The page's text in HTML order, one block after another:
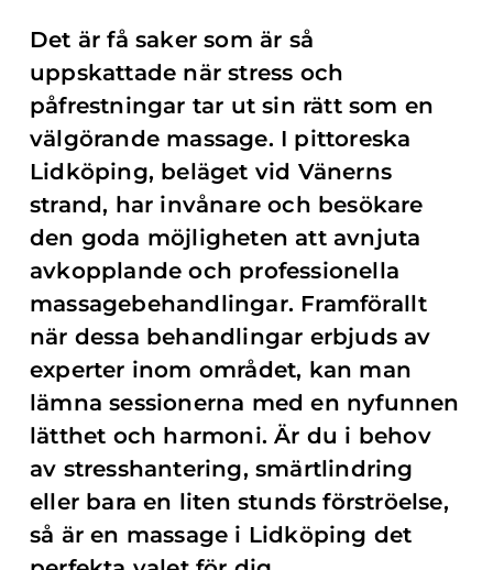
Det är få saker som är så
uppskattade när stress och
påfrestningar tar ut sin rätt som en
välgörande massage. I pittoreska
Lidköping, beläget vid Vänerns
strand, har invånare och besökare
den goda möjligheten att avnjuta
avkopplande och professionella
massagebehandlingar. Framförallt
när dessa behandlingar erbjuds av
experter inom området, kan man
lämna sessionerna med en nyfunnen
lätthet och harmoni. Är du i behov
av stresshantering, smärtlindring
eller bara en liten stunds förströelse,
så är en massage i Lidköping det